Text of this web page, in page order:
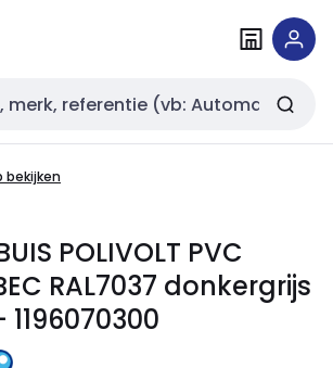
bekijken
POLIVOLT PVC
RAL7037 donkergrijs